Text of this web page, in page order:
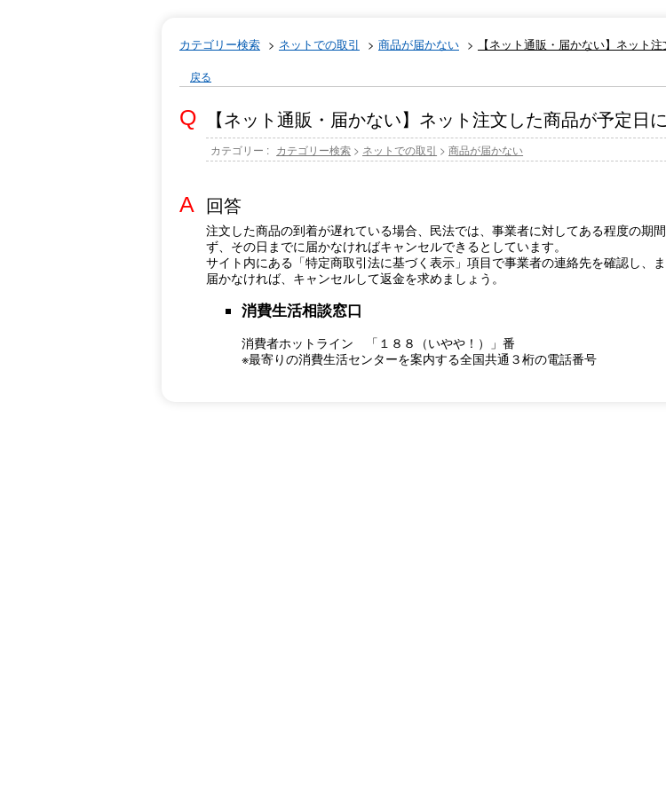
カテゴリー検索 > ネットでの取引 > 商品が届かない > 【ネット通販・届かない】ネット
戻る
【ネット通販・届かない】ネット注文した商品が予定日
カテゴリー : カテゴリー検索 > ネットでの取引 >商品が届かない
回答
注文した商品の到着が遅れている場合、民法では、事業者に対してある程度の期
ず、その日までに届かなければキャンセルできるとしています。
サイト内にある「特定商取引法に基づく表示」項目で事業者の連絡先を確認し、
届かなければ、キャンセルして返金を求めましょう。
消費生活相談窓口
消費者ホットライン 「１８８（いやや！）」番
※最寄りの消費生活センターを案内する全国共通３桁の電話番号